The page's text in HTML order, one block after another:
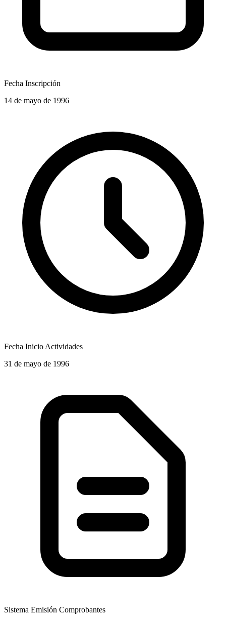
Fecha Inscripción
14 de mayo de 1996
Fecha Inicio Actividades
31 de mayo de 1996
Sistema Emisión Comprobantes